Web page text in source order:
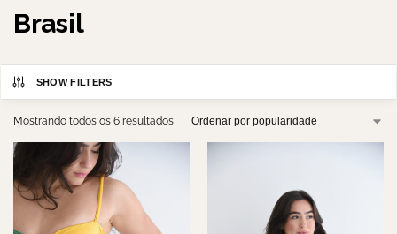
Brasil
SHOW FILTERS
Mostrando todos os 6 resultados